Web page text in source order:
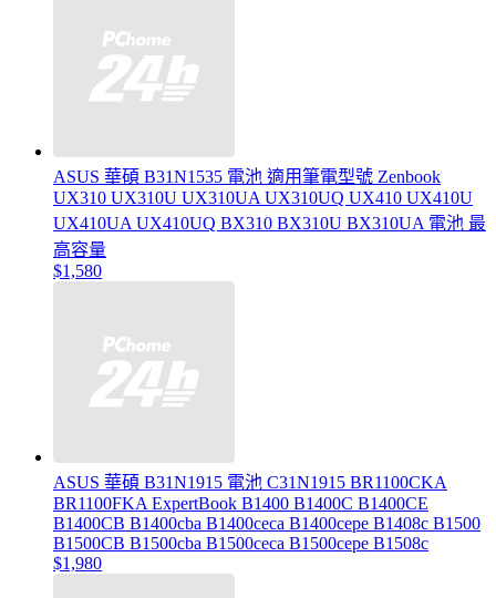
ASUS 華碩 B31N1535 電池 適用筆電型號 Zenbook
UX310 UX310U UX310UA UX310UQ UX410 UX410U
UX410UA UX410UQ BX310 BX310U BX310UA 電池 最
高容量
$1,580
ASUS 華碩 B31N1915 電池 C31N1915 BR1100CKA
BR1100FKA ExpertBook B1400 B1400C B1400CE
B1400CB B1400cba B1400ceca B1400cepe B1408c B1500
B1500CB B1500cba B1500ceca B1500cepe B1508c
$1,980